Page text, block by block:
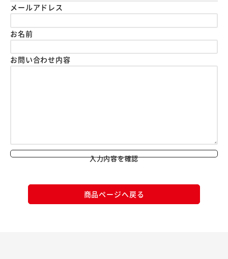
メールアドレス
お名前
お問い合わせ内容
入力内容を確認
商品ページへ戻る